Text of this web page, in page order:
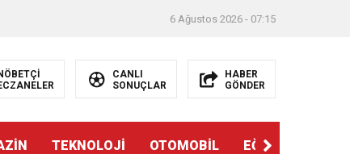
6 Ağustos 2026 - 07:15
CANLI
SONUÇLAR
HABER
GÖNDER
TEKNOLOJİ OTOMOBİL EĞİTİM